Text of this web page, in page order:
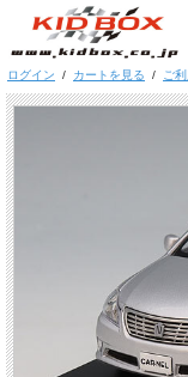
ログイン / カートを見る / ご